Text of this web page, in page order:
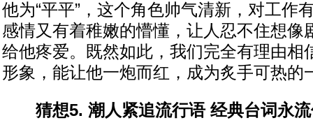
他为“平平”，这个角色帅气清新，对工作
感情又有着稚嫩的懵懂，让人忍不住想像
给他疼爱。既然如此，我们完全有理由相
形象，能让他一炮而红，成为炙手可热的
猜想5. 潮人紧追流行语 经典台词永流